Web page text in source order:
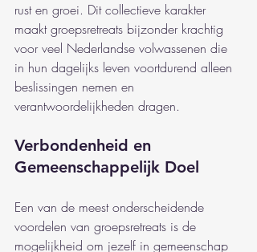
rust en groei. Dit collectieve karakter
maakt groepsretreats bijzonder krachtig
voor veel Nederlandse volwassenen die
in hun dagelijks leven voortdurend alleen
beslissingen nemen en
verantwoordelijkheden dragen.
Verbondenheid en
Gemeenschappelijk Doel
Een van de meest onderscheidende
voordelen van groepsretreats is de
mogelijkheid om jezelf in gemeenschap